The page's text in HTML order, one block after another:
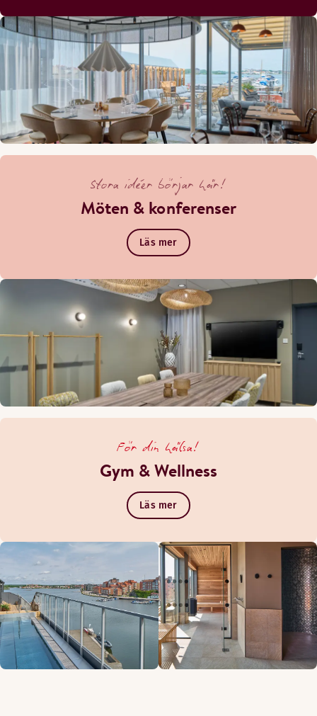
Stora idéer börjar här!
Möten & konferenser
Läs mer
För din hälsa!
Gym & Wellness
Läs mer
Välkommen till vår terass på nedervåningen - när solen